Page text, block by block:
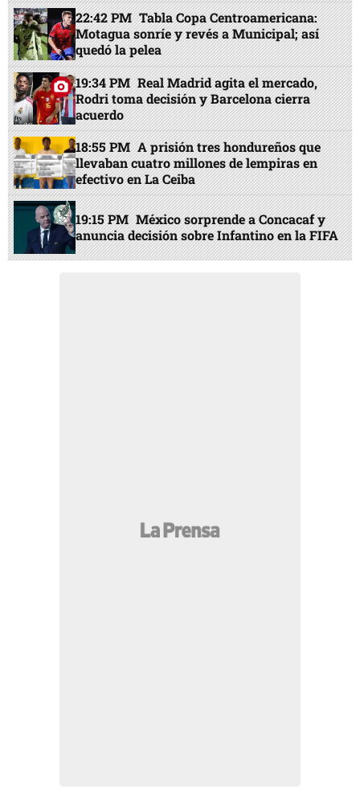
22:42 PM Tabla Copa Centroamericana:
Motagua sonríe y revés a Municipal; así
quedó la pelea
19:34 PM Real Madrid agita el mercado,
Rodri toma decisión y Barcelona cierra
acuerdo
18:55 PM A prisión tres hondureños que
llevaban cuatro millones de lempiras en
efectivo en La Ceiba
19:15 PM México sorprende a Concacaf y
anuncia decisión sobre Infantino en la FIFA